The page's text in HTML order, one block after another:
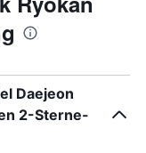
Daejeon
2-Sterne-